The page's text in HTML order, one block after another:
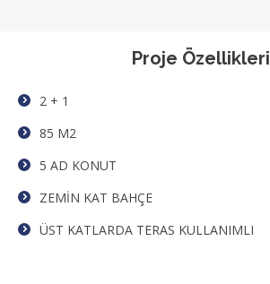
Proje Özellikleri
2 + 1
85 M2
5 AD KONUT
ZEMİN KAT BAHÇE
ÜST KATLARDA TERAS KULLANIMLI